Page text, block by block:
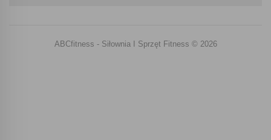
ABCfitness - Siłownia I Sprzęt Fitness © 2026